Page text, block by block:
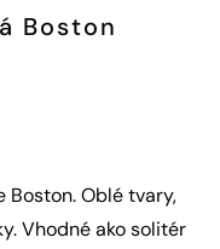
Boston
Boston. Oblé tvary,
Vhodné ako solitér